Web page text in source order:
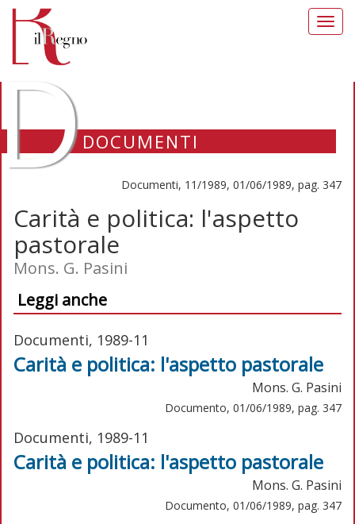
DOCUMENTI
Documenti, 11/1989, 01/06/1989, pag. 347
Carità e politica: l'aspetto
pastorale
Mons. G. Pasini
Leggi anche
Documenti, 1989-11
Carità e politica: l'aspetto pastorale
Mons. G. Pasini
Documento, 01/06/1989, pag. 347
Documenti, 1989-11
Carità e politica: l'aspetto pastorale
Mons. G. Pasini
Documento, 01/06/1989, pag. 347